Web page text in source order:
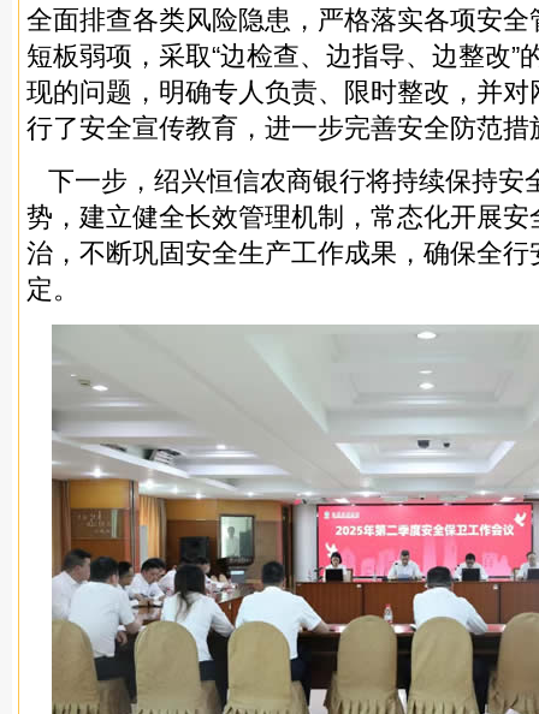
全面排查各类风险隐患，严格落实各项安
短板弱项，采取“边检查、边指导、边整改”
现的问题，明确专人负责、限时整改，并
行了安全宣传教育，进一步完善安全防范
下一步，绍兴恒信农商银行将持续保持安
势，建立健全长效管理机制，常态化开展
治，不断巩固安全生产工作成果，确保全
定。